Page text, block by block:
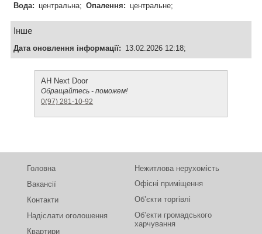
Вода: центральна; Опалення: центральне;
Інше
Дата оновлення інформації: 13.02.2026 12:18;
АН Next Door
Обращайтесь - поможем!
0(97) 281-10-92
Головна
Вакансії
Контакти
Надіслати оголошення
Квартири
Нежитлова нерухомість
Офісні приміщення
Об’єкти торгівлі
Об’єкти громадського
харчування